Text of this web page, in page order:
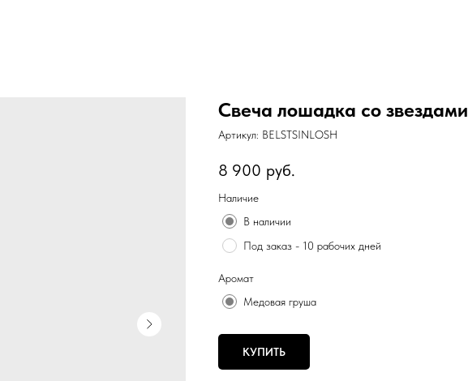
Свеча лошадка со звездами
Артикул: BELSTSINLOSH
8 900 руб.
Наличие
В наличии
Под заказ - 10 рабочих дней
Аромат
Медовая груша
КУПИТЬ